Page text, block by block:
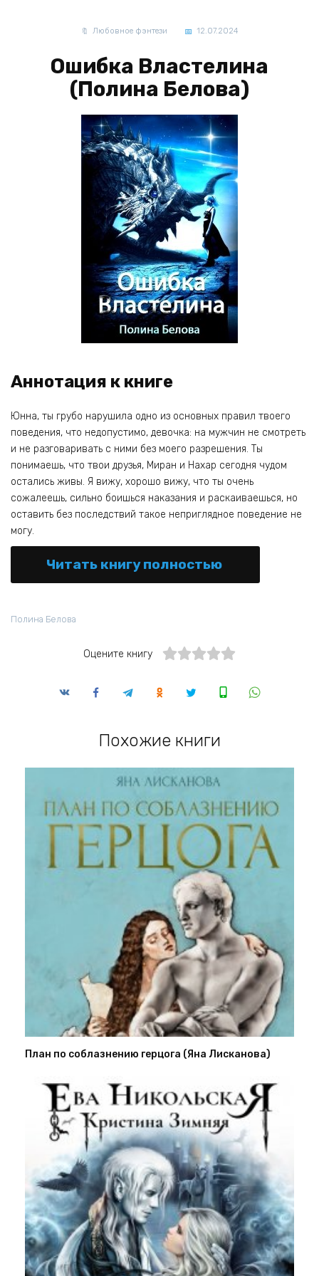
Любовное фэнтези 12.07.2024
Ошибка Властелина
(Полина Белова)
Аннотация к книге
Юнна, ты грубо нарушила одно из основных правил твоего
поведения, что недопустимо, девочка: на мужчин не смотреть
и не разговаривать с ними без моего разрешения. Ты
понимаешь, что твои друзья, Миран и Нахар сегодня чудом
остались живы. Я вижу, хорошо вижу, что ты очень
сожалеешь, сильно боишься наказания и раскаиваешься, но
оставить без последствий такое неприглядное поведение не
могу.
Читать книгу полностью
Полина Белова
Оцените книгу
Похожие книги
План по соблазнению герцога (Яна Лисканова)